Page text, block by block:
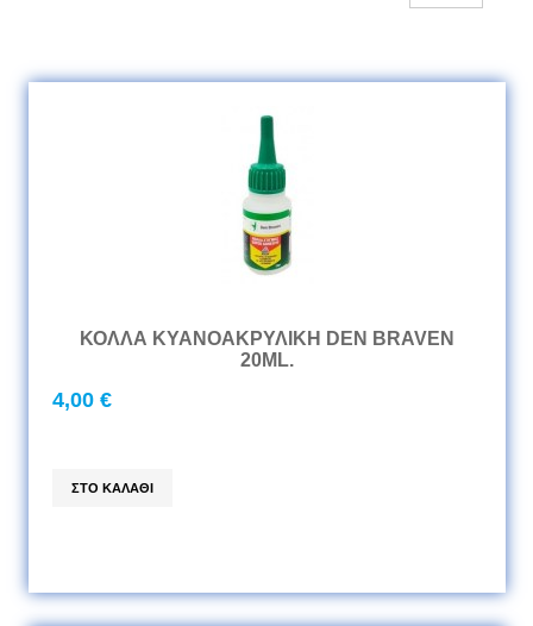
ΚΟΛΛΑ ΚΥΑΝΟΑΚΡΥΛΙΚΗ DEN BRAVEN
20ML.
4,00 €